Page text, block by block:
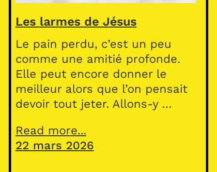
Les larmes de Jésus
Le pain perdu, c’est un peu
comme une amitié profonde.
Elle peut encore donner le
meilleur alors que l’on pensait
devoir tout jeter. Allons-y …
Read more...
22 mars 2026